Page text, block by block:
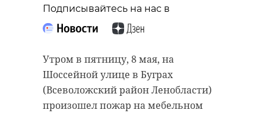
Подписывайтесь на нас в
Утром в пятницу, 8 мая, на
Шоссейной улице в Буграх
(Всеволожский район Ленобласти)
произошел пожар на мебельном